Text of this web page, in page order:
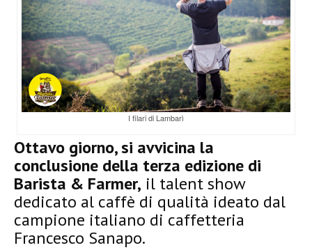
I filari di Lambarì
Ottavo giorno, si avvicina la
conclusione della terza edizione di
Barista & Farmer, il talent show
dedicato al caffè di qualità ideato dal
campione italiano di caffetteria
Francesco Sanapo.